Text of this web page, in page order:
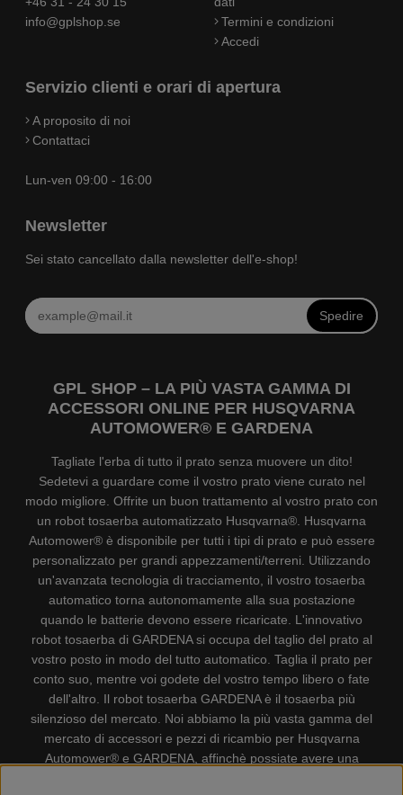
info@gplshop.se
Termini e condizioni
Accedi
Servizio clienti e orari di apertura
A proposito di noi
Contattaci
Lun-ven 09:00 - 16:00
Newsletter
Sei stato cancellato dalla newsletter dell'e-shop!
Spedire
GPL SHOP – LA PIÙ VASTA GAMMA DI
ACCESSORI ONLINE PER HUSQVARNA
AUTOMOWER® E GARDENA
Tagliate l'erba di tutto il prato senza muovere un dito!
Sedetevi a guardare come il vostro prato viene curato nel
modo migliore. Offrite un buon trattamento al vostro prato con
un robot tosaerba automatizzato Husqvarna®. Husqvarna
Automower® è disponibile per tutti i tipi di prato e può essere
personalizzato per grandi appezzamenti/terreni. Utilizzando
un'avanzata tecnologia di tracciamento, il vostro tosaerba
automatico torna autonomamente alla sua postazione
quando le batterie devono essere ricaricate. L'innovativo
robot tosaerba di GARDENA si occupa del taglio del prato al
vostro posto in modo del tutto automatico. Taglia il prato per
conto suo, mentre voi godete del vostro tempo libero o fate
dell'altro. Il robot tosaerba GARDENA è il tosaerba più
silenzioso del mercato. Noi abbiamo la più vasta gamma del
mercato di accessori e pezzi di ricambio per Husqvarna
Automower® e GARDENA, affinchè possiate avere una